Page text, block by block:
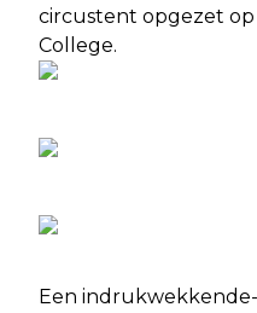
circustent opgezet op
College.
Een